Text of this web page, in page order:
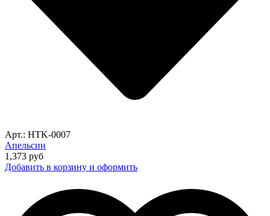
Арт.: HTK-0007
Апельсин
1,373 руб
Добавить в корзину и оформить